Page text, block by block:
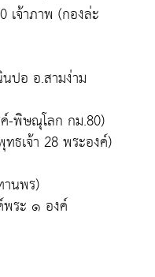
เจ้าภาพ (กองล่ะ
ปอ อ.สามง่าม
-พิษณุโลก กม.80)
ธเจ้า 28 พระองค์)
านพร)
พระ ๑ องค์